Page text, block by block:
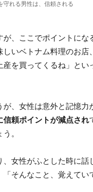
守れる男性は、信頼される
、ここでポイントにな
いベトナム料理のお
を買ってくるね」と
、女性は意外と記憶力
信頼ポイントが減点され
。
女性がふとした時に
そんなこと、覚えて